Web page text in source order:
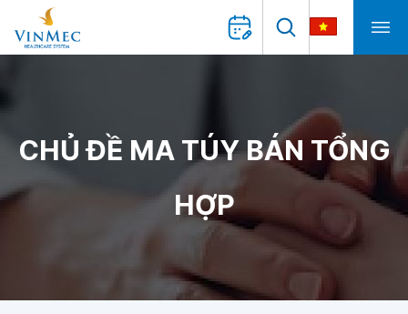
CHỦ ĐỀ MA TÚY BÁN TỔNG
HỢP